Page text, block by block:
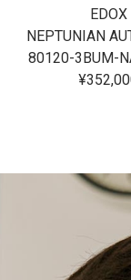
EDOX
80120-3BUM-